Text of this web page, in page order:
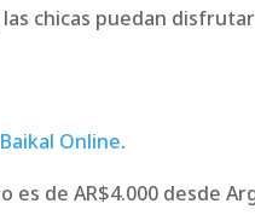
chicas puedan
Online.
es de AR$4.000 desde